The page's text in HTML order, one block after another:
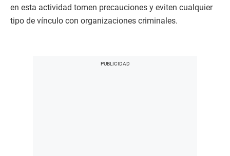
en esta actividad tomen precauciones y eviten cualquier
tipo de vínculo con organizaciones criminales.